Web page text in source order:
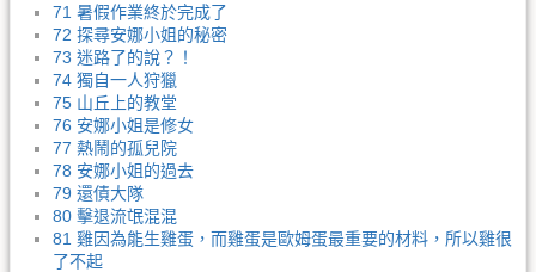
71 暑假作業終於完成了
72 探尋安娜小姐的秘密
73 迷路了的說？！
74 獨自一人狩獵
75 山丘上的教堂
76 安娜小姐是修女
77 熱鬧的孤兒院
78 安娜小姐的過去
79 還債大隊
80 擊退流氓混混
81 雞因為能生雞蛋，而雞蛋是歐姆蛋最重要的材料，所以雞很
了不起